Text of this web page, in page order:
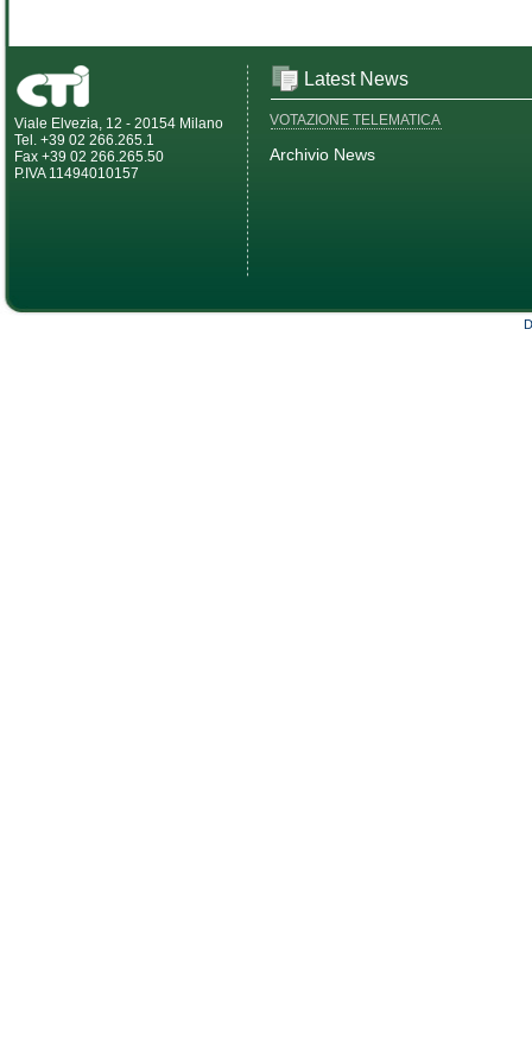
Viale Elvezia, 12 - 20154 Milano
Tel. +39 02 266.265.1
Fax +39 02 266.265.50
P.IVA 11494010157
Latest News
VOTAZIONE TELEMATICA
Archivio News